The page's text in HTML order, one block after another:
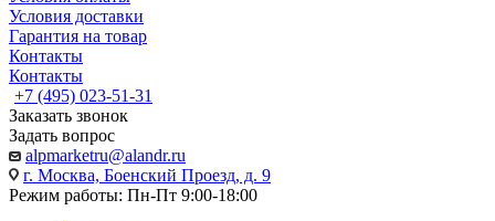
Условия доставки
Гарантия на товар
Контакты
Контакты
+7 (495) 023-51-31
Заказать звонок
Задать вопрос
alpmarketru@alandr.ru
г. Москва, Боенский Проезд, д. 9
Режим работы: Пн-Пт 9:00-18:00